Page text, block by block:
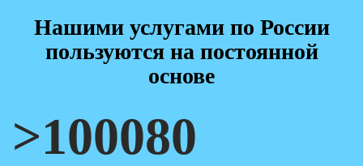
Нашими услугами по России
пользуются на постоянной
основе
>100080